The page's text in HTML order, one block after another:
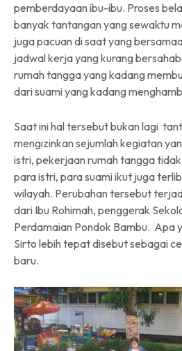
pemberdayaan ibu-ibu. Proses
banyak tantangan yang sewaktu
juga pacuan di saat yang
jadwal kerja yang kurang
rumah tangga yang kadang
dari suami yang kadang
Saat ini hal tersebut bukan lagi
mengizinkan sejumlah kegiatan
istri, pekerjaan rumah tangga
para istri, para suami ikut juga
wilayah. Perubahan tersebut
dari Ibu Rohimah, penggerak
Perdamaian Pondok Bambu. Apa
Sirto lebih tepat disebut sebagai
baru.